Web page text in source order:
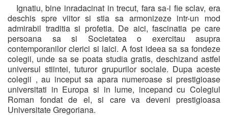
Ignatiu, bine inradacinat in trecut, fara sa-i fie sclav, era
deschis spre viitor si stia sa armonizeze intr-un mod
admirabil traditia si profetia. De aici, fascinatia pe care
persoana sa si Societatea o exercitau asupra
contemporanilor clerici si laici. A fost ideea sa sa fondeze
colegii, unde sa se poata studia gratis, deschizand astfel
universul stiintei, tuturor grupurilor sociale. Dupa aceste
colegii , au inceput sa apara numeroase si prestigioase
universitati in Europa si in lume, incepand cu Colegiul
Roman fondat de el, si care va deveni prestigioasa
Universitate Gregoriana.